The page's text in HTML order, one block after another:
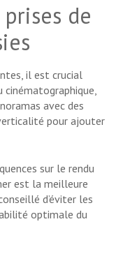
de
il est crucial
cinématographique,
avec des
pour ajouter
sur le rendu
est la meilleure
d’éviter les
optimale du